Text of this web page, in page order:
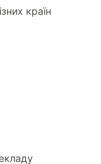
країн